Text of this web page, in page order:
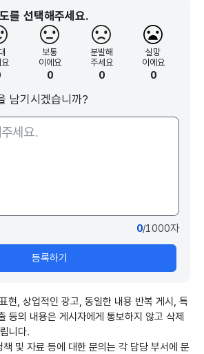
특유의 공동체 정신을 조명합니다.
미디어 아트 등 작가 13명이 참여
달 동안 펼쳐질 '박물관·미술관 주
습니다.
화체육관광부 장관
스 전국 박물관·미술관 260여 곳
와 박물관의 미래'라는 주제 아래,
술관 260여 곳이 참여합니다.
가치를 녹인 전시처럼, 올해는 지
활용한 전시와 체험 프로그램이 펼
를 선택해주세요.
보통
이에요
0
분발해
주세요
0
실망
이에요
0
남기시겠습니까?
0/1000자
등록하기
현, 상업적인 광고, 동일한 내용 반복 게시, 특
등의 내용은 게시자에게 통보하지 않고 삭제
니다.
및 자료 등에 대한 문의는 각 담당 부서에 문